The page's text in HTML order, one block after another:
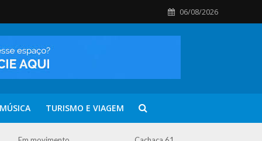
06/08/2026
MÚSICA TURISMO E VIAGEM